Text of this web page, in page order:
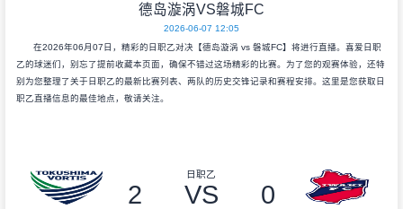
德岛漩涡VS磐城FC
2026-06-07 12:05
在2026年06月07日，精彩的日职乙对决【德岛漩涡 vs 磐城FC】将进行直播。喜爱日职
乙的球迷们，别忘了提前收藏本页面，确保不错过这场精彩的比赛。为了您的观赛体验，还特
别为您整理了关于日职乙的最新比赛列表、两队的历史交锋记录和赛程安排。这里是您获取日
职乙直播信息的最佳地点，敬请关注。
日职乙
2 VS 0